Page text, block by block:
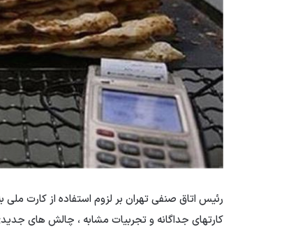
رئیس اتاق صنفی تهران بر لزوم استفاده از کارت ملی
کارتهای جداگانه و تجربیات مشابه ، چالش های